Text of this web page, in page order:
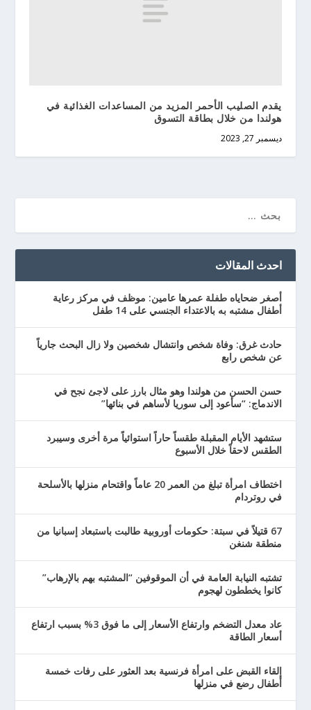
يقدم الصليب الأحمر المزيد من المساعدات الغذائية في
هولندا من خلال بطاقة التسوق
ديسمبر 27, 2023
احدث المقالات
أصغر ضحاياه طفلة عمرها عامين: موظف في مركز رعاية
أطفال مشتبه به بالاعتداء الجنسي على 14 طفل
حادث غرق: وفاة شخص وانتشال شخصين ولا زال البحث جارياً
عن شخص رابع
حسن الحسن من هولندا وهو مثال بارز على لاجئ نجح في
الاندماج: “سأعود إلى سوريا لأساهم في بنائها”
ستشهد الأيام المقبلة طقساً حاراً استوائياً مرة أخرى وسيبرد
الطقس لاحقاً خلال الأسبوع
اختطاف امرأة تبلغ من العمر 20 عاماً واقتحام منزلها بالأسلحة
في روتردام
67 قتيلاً في سبتة: حكومات أوروبية طالبت باستبعاد إسبانيا من
منطقة شنغن
تشتبه النيابة العامة في أن الموقوفين “المشتبه بهم بالإرهاب”
كانوا يخططون لهجوم
عاد معدل التضخم وارتفاع الأسعار إلى ما فوق 3% بسبب ارتفاع
أسعار الطاقة
إلقاء القبض على امرأة فرنسية بعد العثور على رفات خمسة
أطفال رضع في منزلها